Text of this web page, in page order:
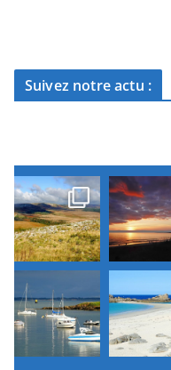
Suivez notre actu :